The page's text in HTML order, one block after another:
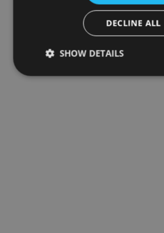
DECLINE ALL
SHOW DETAILS